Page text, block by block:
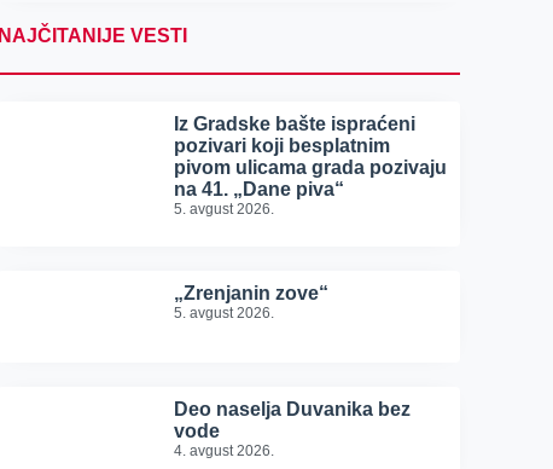
NAJČITANIJE VESTI
Iz Gradske bašte ispraćeni
pozivari koji besplatnim
pivom ulicama grada pozivaju
na 41. „Dane piva“
5. avgust 2026.
„Zrenjanin zove“
5. avgust 2026.
Deo naselja Duvanika bez
vode
4. avgust 2026.